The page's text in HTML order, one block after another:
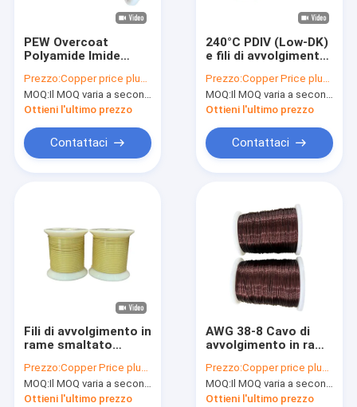
PEW Overcoat
Polyamide Imide
smaltato 0,10 mm -
3,20 mm per motore
generale
Prezzo:Copper price plus processing fee plus freight
MOQ:Il MOQ varia a seconda della dimensione della specifica
Ottieni l'ultimo prezzo
Contattaci
240°C PDIV (Low-DK)
e fili di avvolgimento
smaltati resistenti
alla corona HEVW-
240CL
Prezzo:Copper Price plus Processing Fee plus Freight
MOQ:Il MOQ varia a seconda della dimensione della specifica
Ottieni l'ultimo prezzo
Contattaci
Fili di avvolgimento in
rame smaltato
PDIV 240℃ HEVW-
240P per buona
resistenza al calore
Prezzo:Copper Price plus Processing Fee plus Freight
MOQ:Il MOQ varia a seconda della dimensione della specifica
Ottieni l'ultimo prezzo
AWG 38-8 Cavo di
avvolgimento in rame
smaltato Classe
termica 180°C
Prezzo:Copper price plus processing fee plus freight
MOQ:Il MOQ varia a seconda della dimensione della specifica
Ottieni l'ultimo prezzo